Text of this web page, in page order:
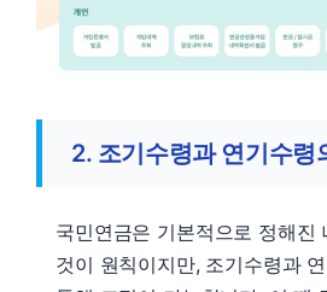
2. 조기수령과 연기수령
국민연금은 기본적으로 정해진
것이 원칙이지만, 조기수령과